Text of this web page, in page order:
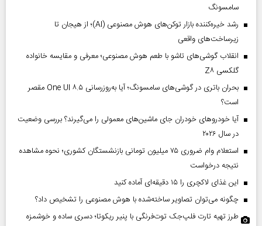
سامسونگ
رشد خیره‌کننده بازار توکن‌های هوش مصنوعی (AI)؛ از هیجان تا
زیرساخت‌های واقعی
انقلاب گوشی‌های تاشو‌ با طعم هوش مصنوعی؛ معرفی و مقایسه خانواده
گلکسی Z۸
بحران باتری در گوشی‌های سامسونگ؛ آیا به‌روزرسانی One UI ۸.۵ مقصر
است؟
آیا خودروهای خودران جای ماشین‌های معمولی را می‌گیرند؟ بررسی وضعیت
در سال ۲۰۲۶
استعلام وام ضروری ۷۵ میلیون تومانی بازنشستگان کشوری؛ نحوه مشاهده
نتیجه درخواست
این غذای لاکچری را ۱۵ دقیقه‌ای آماده کنید
چگونه می‌توان تصاویر ساخته‌شده با هوش مصنوعی را تشخیص داد؟
طرز تهیه تارت فلپ‌جک توت‌فرنگی با پنیر ریکوتا؛ دسری ساده و خوشمزه